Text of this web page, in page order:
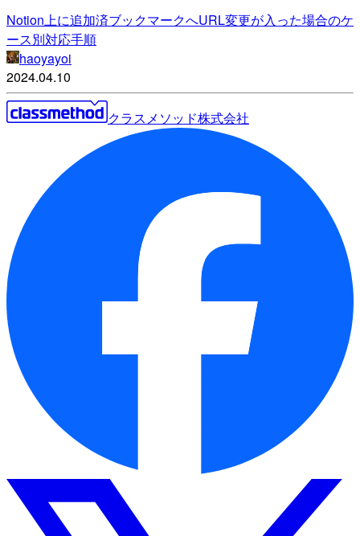
Notion上に追加済ブックマークへURL変更が入った場合のケ
ース別対応手順
haoyayoi
2024.04.10
クラスメソッド株式会社